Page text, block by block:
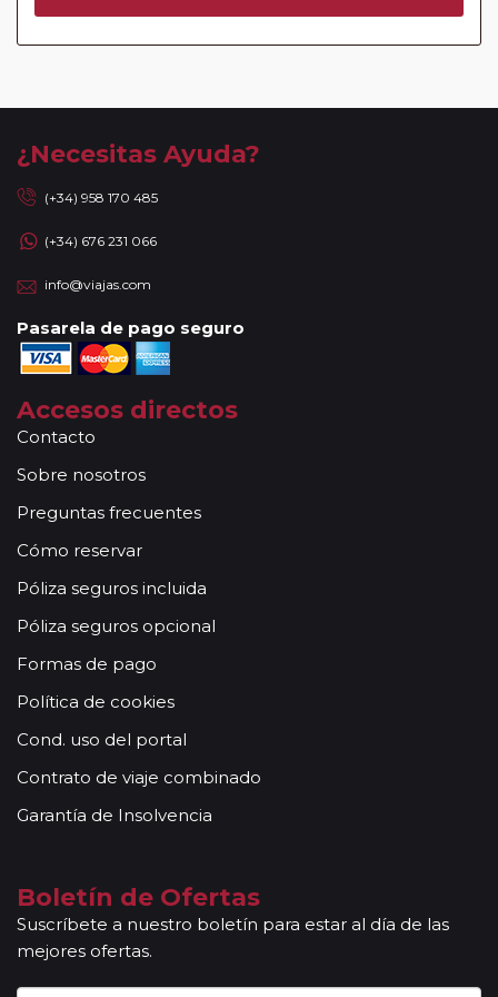
¿Necesitas Ayuda?
(+34) 958 170 485
(+34) 676 231 066
info@viajas.com
Pasarela de pago seguro
Accesos directos
Contacto
Sobre nosotros
Preguntas frecuentes
Cómo reservar
Póliza seguros incluida
Póliza seguros opcional
Formas de pago
Política de cookies
Cond. uso del portal
Contrato de viaje combinado
Garantía de Insolvencia
Boletín de Ofertas
Suscríbete a nuestro boletín para estar al día de las
mejores ofertas.